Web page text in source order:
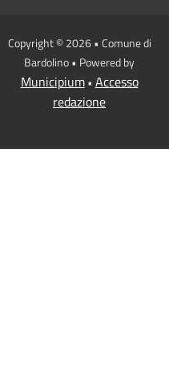
Copyright © 2026 • Comune di
Bardolino • Powered by
Municipium• Accesso
redazione